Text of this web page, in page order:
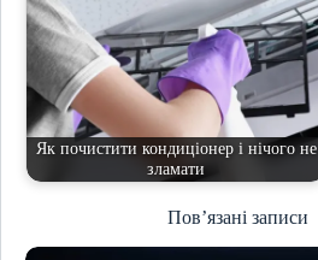
Як почистити кондиціонер і нічого не
зламати
Пов’язані записи